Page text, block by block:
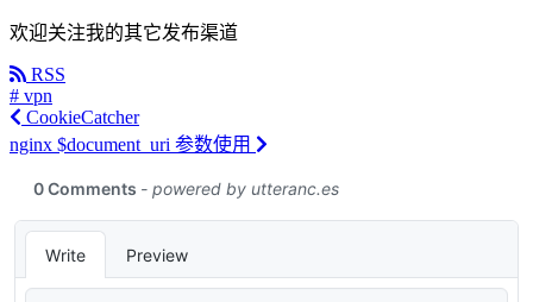
欢迎关注我的其它发布渠道
RSS
# vpn
CookieCatcher
nginx $document_uri 参数使用